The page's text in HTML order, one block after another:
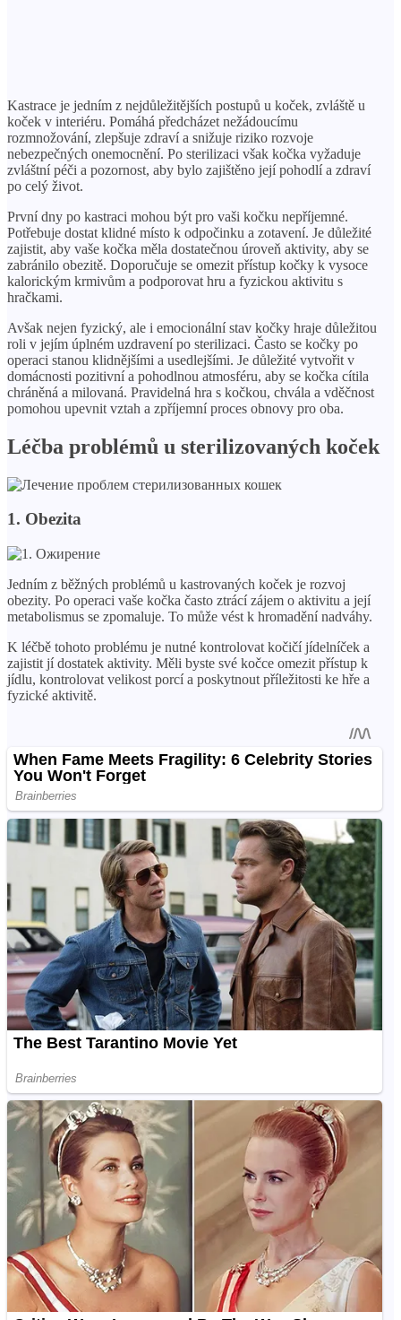
Kastrace je jedním z nejdůležitějších postupů u koček, zvláště u
koček v interiéru. Pomáhá předcházet nežádoucímu
rozmnožování, zlepšuje zdraví a snižuje riziko rozvoje
nebezpečných onemocnění. Po sterilizaci však kočka vyžaduje
zvláštní péči a pozornost, aby bylo zajištěno její pohodlí a zdraví
po celý život.
První dny po kastraci mohou být pro vaši kočku nepříjemné.
Potřebuje dostat klidné místo k odpočinku a zotavení. Je důležité
zajistit, aby vaše kočka měla dostatečnou úroveň aktivity, aby se
zabránilo obezitě. Doporučuje se omezit přístup kočky k vysoce
kalorickým krmivům a podporovat hru a fyzickou aktivitu s
hračkami.
Avšak nejen fyzický, ale i emocionální stav kočky hraje důležitou
roli v jejím úplném uzdravení po sterilizaci. Často se kočky po
operaci stanou klidnějšími a usedlejšími. Je důležité vytvořit v
domácnosti pozitivní a pohodlnou atmosféru, aby se kočka cítila
chráněná a milovaná. Pravidelná hra s kočkou, chvála a vděčnost
pomohou upevnit vztah a zpříjemní proces obnovy pro oba.
Léčba problémů u sterilizovaných koček
1. Obezita
Jedním z běžných problémů u kastrovaných koček je rozvoj
obezity. Po operaci vaše kočka často ztrácí zájem o aktivitu a její
metabolismus se zpomaluje. To může vést k hromadění nadváhy.
K léčbě tohoto problému je nutné kontrolovat kočičí jídelníček a
zajistit jí dostatek aktivity. Měli byste své kočce omezit přístup k
jídlu, kontrolovat velikost porcí a poskytnout příležitosti ke hře a
fyzické aktivitě.